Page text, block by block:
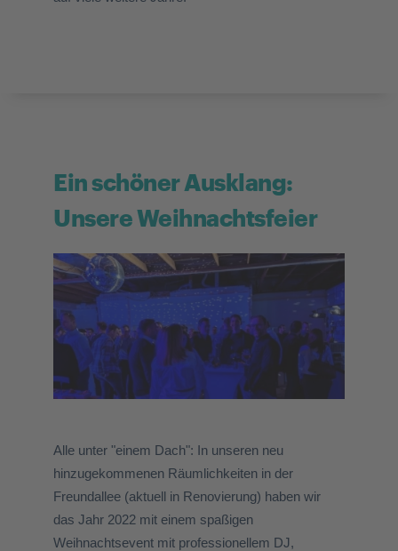
Ein schöner Ausklang:
Unsere Weihnachtsfeier
Alle unter "einem Dach": In unseren neu
hinzugekommenen Räumlichkeiten in der
Freundallee (aktuell in Renovierung) haben wir
das Jahr 2022 mit einem spaßigen
Weihnachtsevent mit professionellem DJ,